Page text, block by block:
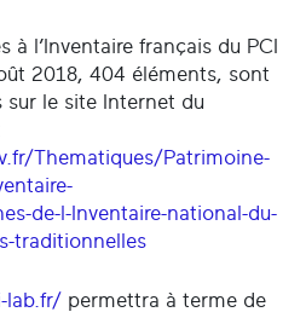
l’Inventaire français du PCI
2018, 404 éléments, sont
sur le site Internet du
Thematiques/Patrimoine-
de-l-Inventaire-national-du-
traditionnelles
lab.fr/ permettra à terme de